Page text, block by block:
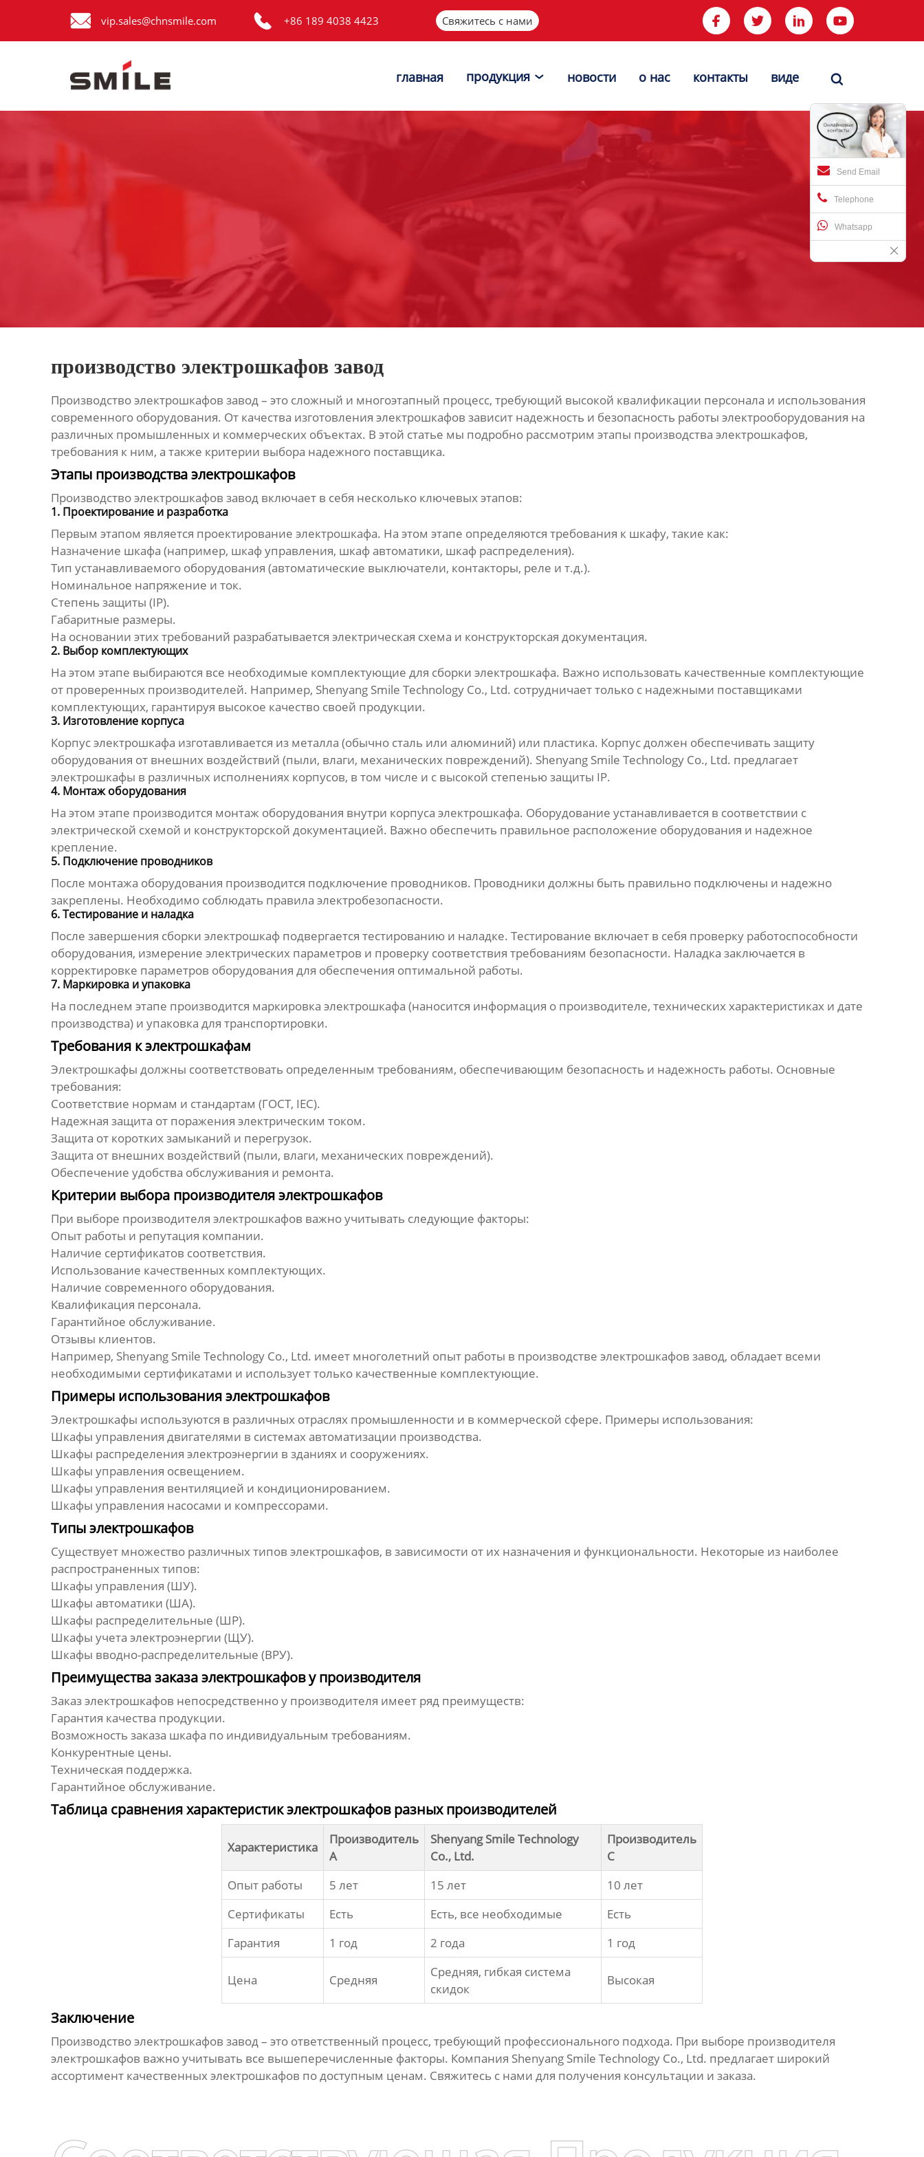
 vip.sales@chnsmile.com  +86 189 4038 4423 Свяжитесь с нами    
главная продукция  новости о нас контакты виде 
Send Email
Telephone
Whatsapp
производство электрошкафов завод
Производство электрошкафов завод– это сложный и многоэтапный процесс, требующий высокой квалификации персонала и использования
современного оборудования. От качества изготовления электрошкафов зависит надежность и безопасность работы электрооборудования на
различных промышленных и коммерческих объектах. В этой статье мы подробно рассмотрим этапы производства электрошкафов,
требования к ним, а также критерии выбора надежного поставщика.
Этапы производства электрошкафов
Производство электрошкафов заводвключает в себя несколько ключевых этапов:
1. Проектирование и разработка
Первым этапом является проектирование электрошкафа. На этом этапе определяются требования к шкафу, такие как:
Назначение шкафа (например, шкаф управления, шкаф автоматики, шкаф распределения).
Тип устанавливаемого оборудования (автоматические выключатели, контакторы, реле и т.д.).
Номинальное напряжение и ток.
Степень защиты (IP).
Габаритные размеры.
На основании этих требований разрабатывается электрическая схема и конструкторская документация.
2. Выбор комплектующих
На этом этапе выбираются все необходимые комплектующие для сборки электрошкафа. Важно использовать качественные комплектующие
от проверенных производителей. Например, Shenyang Smile Technology Co., Ltd. сотрудничает только с надежными поставщиками
комплектующих, гарантируя высокое качество своей продукции.
3. Изготовление корпуса
Корпус электрошкафа изготавливается из металла (обычно сталь или алюминий) или пластика. Корпус должен обеспечивать защиту
оборудования от внешних воздействий (пыли, влаги, механических повреждений). Shenyang Smile Technology Co., Ltd. предлагает
электрошкафы в различных исполнениях корпусов, в том числе и с высокой степенью защиты IP.
4. Монтаж оборудования
На этом этапе производится монтаж оборудования внутри корпуса электрошкафа. Оборудование устанавливается в соответствии с
электрической схемой и конструкторской документацией. Важно обеспечить правильное расположение оборудования и надежное
крепление.
5. Подключение проводников
После монтажа оборудования производится подключение проводников. Проводники должны быть правильно подключены и надежно
закреплены. Необходимо соблюдать правила электробезопасности.
6. Тестирование и наладка
После завершения сборки электрошкаф подвергается тестированию и наладке. Тестирование включает в себя проверку работоспособности
оборудования, измерение электрических параметров и проверку соответствия требованиям безопасности. Наладка заключается в
корректировке параметров оборудования для обеспечения оптимальной работы.
7. Маркировка и упаковка
На последнем этапе производится маркировка электрошкафа (наносится информация о производителе, технических характеристиках и дате
производства) и упаковка для транспортировки.
Требования к электрошкафам
Электрошкафы должны соответствовать определенным требованиям, обеспечивающим безопасность и надежность работы. Основные
требования:
Соответствие нормам и стандартам (ГОСТ, IEC).
Надежная защита от поражения электрическим током.
Защита от коротких замыканий и перегрузок.
Защита от внешних воздействий (пыли, влаги, механических повреждений).
Обеспечение удобства обслуживания и ремонта.
Критерии выбора производителя электрошкафов
При выборе производителя электрошкафов важно учитывать следующие факторы:
Опыт работы и репутация компании.
Наличие сертификатов соответствия.
Использование качественных комплектующих.
Наличие современного оборудования.
Квалификация персонала.
Гарантийное обслуживание.
Отзывы клиентов.
Например, Shenyang Smile Technology Co., Ltd. имеет многолетний опыт работы в производстве электрошкафов завод, обладает всеми
необходимыми сертификатами и использует только качественные комплектующие.
Примеры использования электрошкафов
Электрошкафы используются в различных отраслях промышленности и в коммерческой сфере. Примеры использования:
Шкафы управления двигателями в системах автоматизации производства.
Шкафы распределения электроэнергии в зданиях и сооружениях.
Шкафы управления освещением.
Шкафы управления вентиляцией и кондиционированием.
Шкафы управления насосами и компрессорами.
Типы электрошкафов
Существует множество различных типов электрошкафов, в зависимости от их назначения и функциональности. Некоторые из наиболее
распространенных типов:
Шкафы управления (ШУ).
Шкафы автоматики (ША).
Шкафы распределительные (ШР).
Шкафы учета электроэнергии (ЩУ).
Шкафы вводно-распределительные (ВРУ).
Преимущества заказа электрошкафов у производителя
Заказэлектрошкафов непосредственно у производителя имеет ряд преимуществ:
Гарантия качества продукции.
Возможность заказа шкафа по индивидуальным требованиям.
Конкурентные цены.
Техническая поддержка.
Гарантийное обслуживание.
Таблица сравнения характеристик электрошкафов разных производителей
Характеристика
Производитель
A
Shenyang Smile Technology
Co., Ltd.
Производитель
C
Опыт работы
5 лет 15 лет
10 лет
Сертификаты
Есть Есть, все необходимые
Есть
Гарантия
1 год 2 года 1 год
Цена Средняя
Средняя, гибкая система
скидок
Высокая
Заключение
Производство электрошкафов завод– это ответственный процесс, требующий профессионального подхода. При выборе производителя
электрошкафов важно учитывать все вышеперечисленные факторы. Компания Shenyang Smile Technology Co., Ltd. предлагает широкий
ассортимент качественных электрошкафов по доступным ценам. Свяжитесь с нами для получения консультации и заказа.